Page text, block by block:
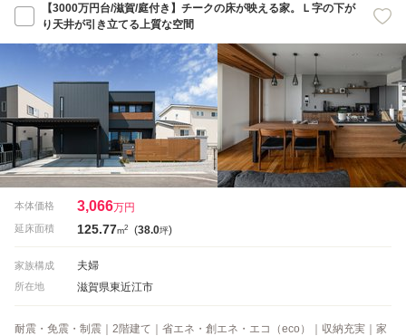
【3000万円台/滋賀/庭付き】チークの床が映える家。Ｌ字の下が
り天井が引き立てる上質な空間
本体価格 3,066万円
延床面積 125.77m2 (38.0坪)
家族構成 夫婦
所在地 滋賀県東近江市
耐震・免震・制震｜2階建て｜省エネ・創エネ・エコ（eco）｜収納充実｜家